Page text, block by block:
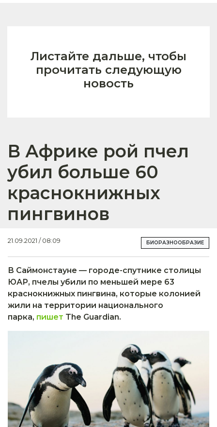
Листайте дальше, чтобы
прочитать следующую
новость
В Африке рой пчел
убил больше 60
краснокнижных
пингвинов
21.09.2021 / 08:09 БИОРАЗНООБРАЗИЕ
В Саймонстауне — городе-спутнике столицы
ЮАР, пчелы убили по меньшей мере 63
краснокнижных пингвина, которые колонией
жили на территории национального
парка, пишет The Guardian.